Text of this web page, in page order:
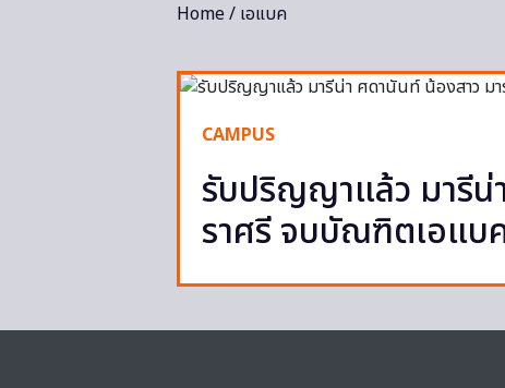
Home/ เอแบค
CAMPUS
รับปริญญาแล้ว มารีน่
ราศรี จบบัณฑิตเอแบ